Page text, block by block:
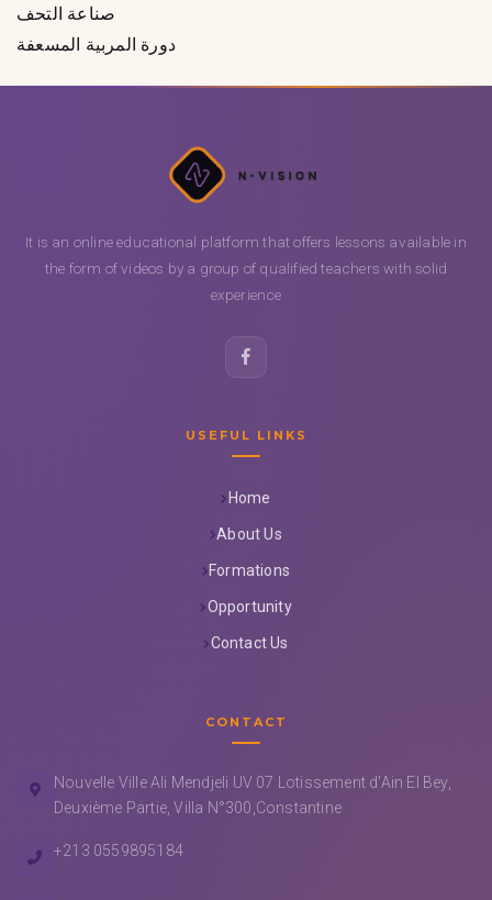
صناعة التحف
دورة المربية المسعفة
It is an online educational platform that offers lessons available in
the form of videos by a group of qualified teachers with solid
experience
USEFUL LINKS
Home
About Us
Formations
Opportunity
Contact Us
CONTACT
Nouvelle Ville Ali Mendjeli UV 07 Lotissement d'Ain El Bey,
Deuxième Partie, Villa N°300,Constantine
+213 0559895184